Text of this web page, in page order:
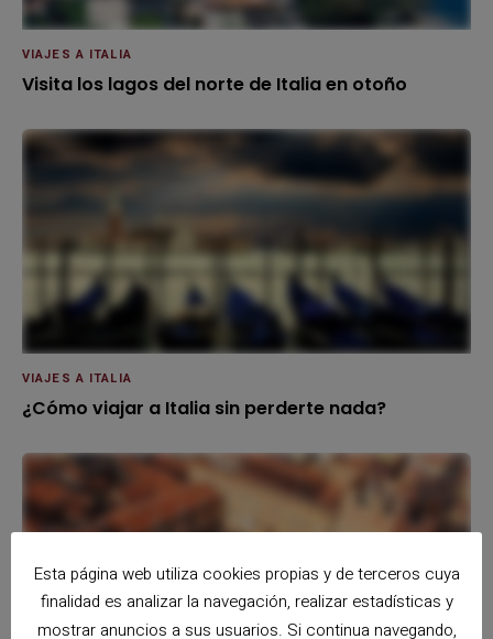
VIAJES A ITALIA
Visita los lagos del norte de Italia en otoño
VIAJES A ITALIA
¿Cómo viajar a Italia sin perderte nada?
Esta página web utiliza cookies propias y de terceros cuya
finalidad es analizar la navegación, realizar estadísticas y
mostrar anuncios a sus usuarios. Si continua navegando,